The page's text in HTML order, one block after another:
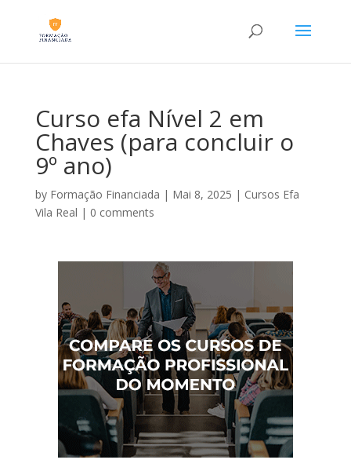
Curso efa Nível 2 em
Chaves (para concluir o
9º ano)
by Formação Financiada | Mai 8, 2025 | Cursos Efa
Vila Real | 0 comments